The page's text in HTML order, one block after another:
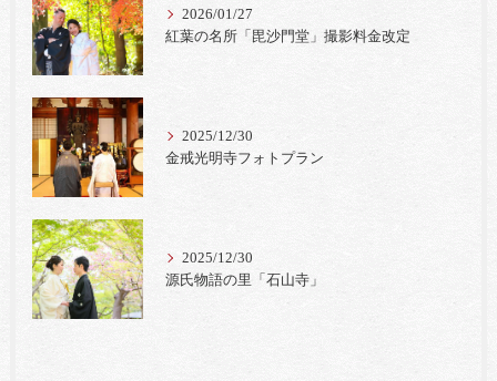
2026/01/27
紅葉の名所「毘沙門堂」撮影料金改定
2025/12/30
金戒光明寺フォトプラン
2025/12/30
源氏物語の里「石山寺」